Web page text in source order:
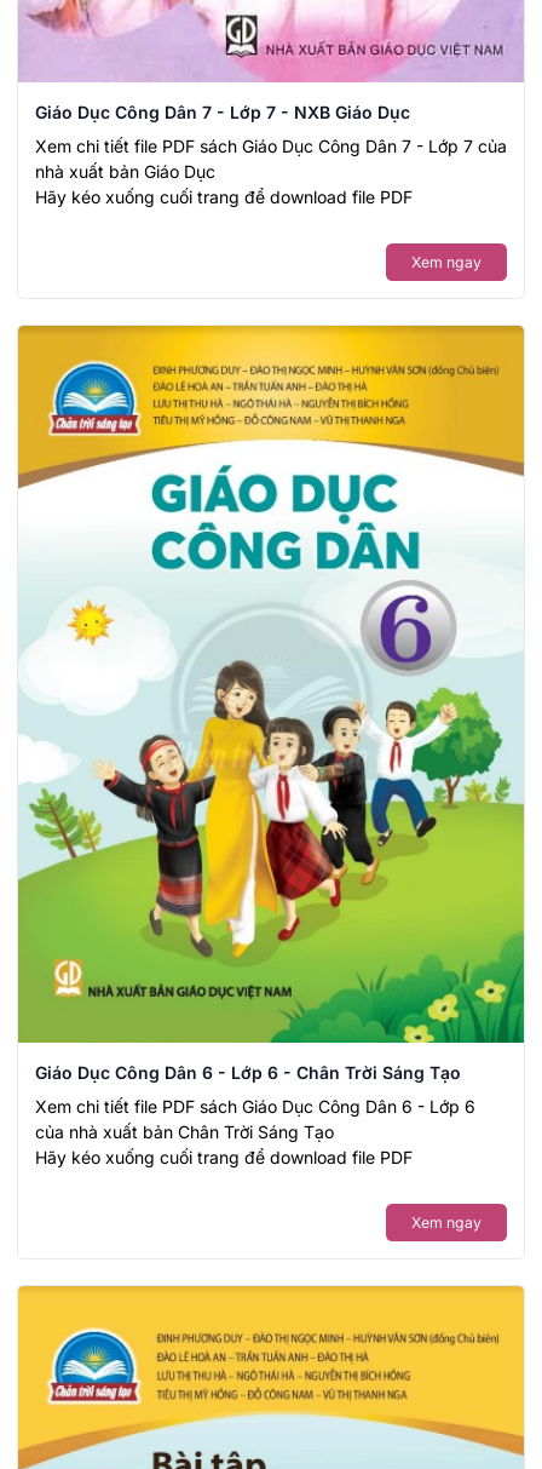
Giáo Dục Công Dân 7 - Lớp 7 - NXB Giáo Dục
Xem chi tiết file PDF sách Giáo Dục Công Dân 7 - Lớp 7 của
nhà xuất bản Giáo Dục
Hãy kéo xuống cuối trang để download file PDF
Xem ngay
Giáo Dục Công Dân 6 - Lớp 6 - Chân Trời Sáng Tạo
Xem chi tiết file PDF sách Giáo Dục Công Dân 6 - Lớp 6
của nhà xuất bản Chân Trời Sáng Tạo
Hãy kéo xuống cuối trang để download file PDF
Xem ngay